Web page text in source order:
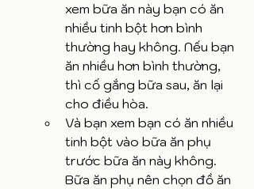
xem bữa ăn này bạn có ăn
nhiều tinh bột hơn bình
thường hay không. Nếu bạn
ăn nhiều hơn bình thường,
thì cố gắng bữa sau, ăn lại
cho điều hòa.
Và bạn xem bạn có ăn nhiều
tinh bột vào bữa ăn phụ
trước bữa ăn này không.
Bữa ăn phụ nên chọn đồ ăn